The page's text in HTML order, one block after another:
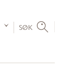
SØK